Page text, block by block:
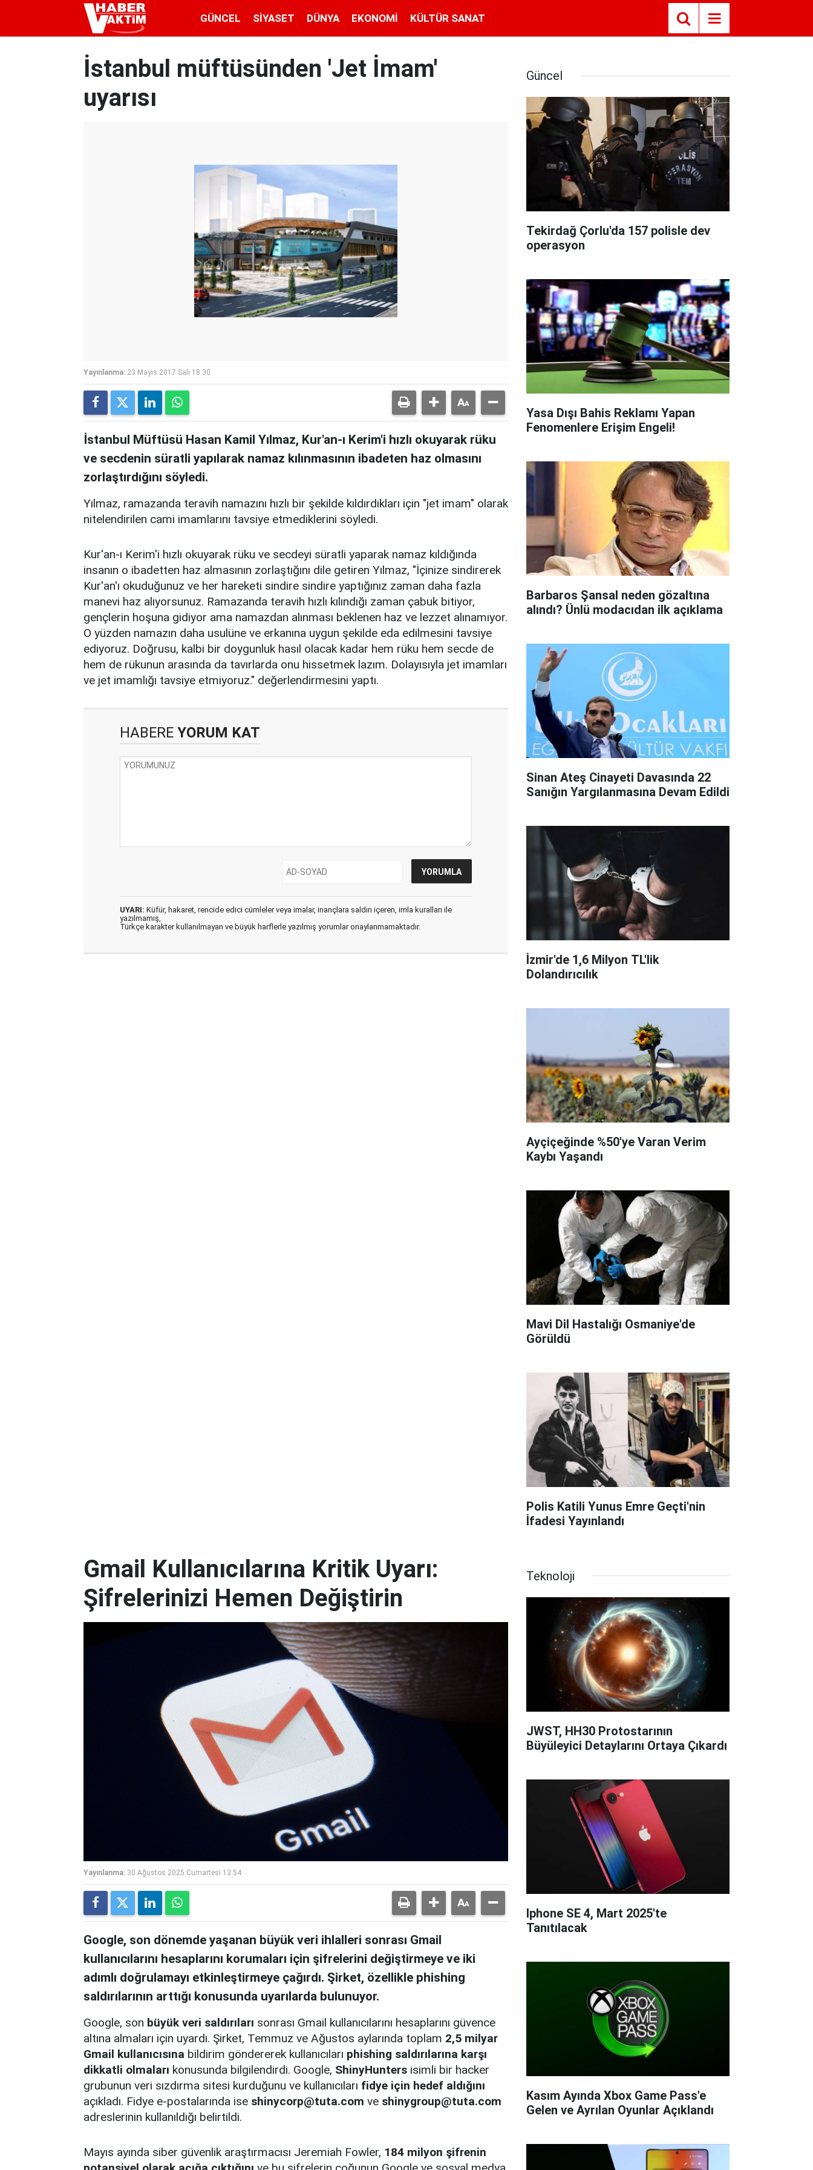
GÜNCEL SIYASET DÜNYA EKONOMI KÜLTÜR SANAT
İstanbul müftüsünden 'Jet İmam'
uyarısı
Yayınlanma: 23 Mayıs 2017 Salı 18:30
İstanbul Müftüsü Hasan Kamil Yılmaz, Kur'an-ı Kerim'i hızlı okuyarak rüku
ve secdenin süratli yapılarak namaz kılınmasının ibadeten haz olmasını
zorlaştırdığını söyledi.
Yılmaz, ramazanda teravih namazını hızlı bir şekilde kıldırdıkları için "jet imam" olarak
nitelendirilen cami imamlarını tavsiye etmediklerini söyledi.
Kur'an-ı Kerim'i hızlı okuyarak rüku ve secdeyi süratli yaparak namaz kıldığında
insanın o ibadetten haz almasının zorlaştığını dile getiren Yılmaz, "İçinize sindirerek
Kur'an'ı okuduğunuz ve her hareketi sindire sindire yaptığınız zaman daha fazla
manevi haz alıyorsunuz. Ramazanda teravih hızlı kılındığı zaman çabuk bitiyor,
gençlerin hoşuna gidiyor ama namazdan alınması beklenen haz ve lezzet alınamıyor.
O yüzden namazın daha usulüne ve erkanına uygun şekilde eda edilmesini tavsiye
ediyoruz. Doğrusu, kalbi bir doygunluk hasıl olacak kadar hem rüku hem secde de
hem de rükunun arasında da tavırlarda onu hissetmek lazım. Dolayısıyla jet imamları
ve jet imamlığı tavsiye etmiyoruz." değerlendirmesini yaptı.
HABERE YORUM KAT
UYARI: Küfür, hakaret, rencide edici cümleler veya imalar, inançlara saldırı içeren, imla kuralları ile
yazılmamış,
Türkçe karakter kullanılmayan ve büyük harflerle yazılmış yorumlar onaylanmamaktadır.
Güncel
Tekirdağ Çorlu'da 157 polisle dev
operasyon
Yasa Dışı Bahis Reklamı Yapan
Fenomenlere Erişim Engeli!
Barbaros Şansal neden gözaltına
alındı? Ünlü modacıdan ilk açıklama
Sinan Ateş Cinayeti Davasında 22
Sanığın Yargılanmasına Devam Edildi
İzmir'de 1,6 Milyon TL'lik
Dolandırıcılık
Ayçiçeğinde %50'ye Varan Verim
Kaybı Yaşandı
Mavi Dil Hastalığı Osmaniye'de
Görüldü
Polis Katili Yunus Emre Geçti'nin
İfadesi Yayınlandı
Gmail Kullanıcılarına Kritik Uyarı:
Şifrelerinizi Hemen Değiştirin
Yayınlanma: 30 Ağustos 2025 Cumartesi 13:54
Google, son dönemde yaşanan büyük veri ihlalleri sonrası Gmail
kullanıcılarını hesaplarını korumaları için şifrelerini değiştirmeye ve iki
adımlı doğrulamayı etkinleştirmeye çağırdı. Şirket, özellikle phishing
saldırılarının arttığı konusunda uyarılarda bulunuyor.
Google, son büyük veri saldırıları sonrası Gmail kullanıcılarını hesaplarını güvence
altına almaları için uyardı. Şirket, Temmuz ve Ağustos aylarında toplam 2,5 milyar
Gmail kullanıcısına bildirim göndererek kullanıcıları phishing saldırılarına karşı
dikkatli olmaları konusunda bilgilendirdi. Google, ShinyHunters isimli bir hacker
grubunun veri sızdırma sitesi kurduğunu ve kullanıcıları fidye için hedef aldığını
açıkladı. Fidye e-postalarında ise shinycorp@tuta.com ve shinygroup@tuta.com
adreslerinin kullanıldığı belirtildi.
Mayıs ayında siber güvenlik araştırmacısı Jeremiah Fowler, 184 milyon şifrenin
Teknoloji
JWST, HH30 Protostarının
Büyüleyici Detaylarını Ortaya Çıkardı
Iphone SE 4, Mart 2025'te
Tanıtılacak
Kasım Ayında Xbox Game Pass'e
Gelen ve Ayrılan Oyunlar Açıklandı